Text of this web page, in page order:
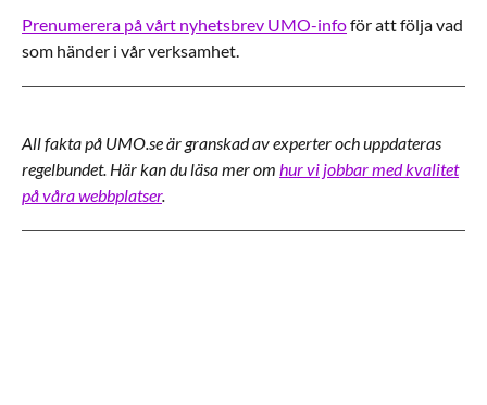
Prenumerera på vårt nyhetsbrev UMO-infoför att följa vad
som händer i vår verksamhet.
All fakta på UMO.se är granskad av experter och uppdateras
regelbundet. Här kan du läsa mer om hur vi jobbar med kvalitet
på våra webbplatser.